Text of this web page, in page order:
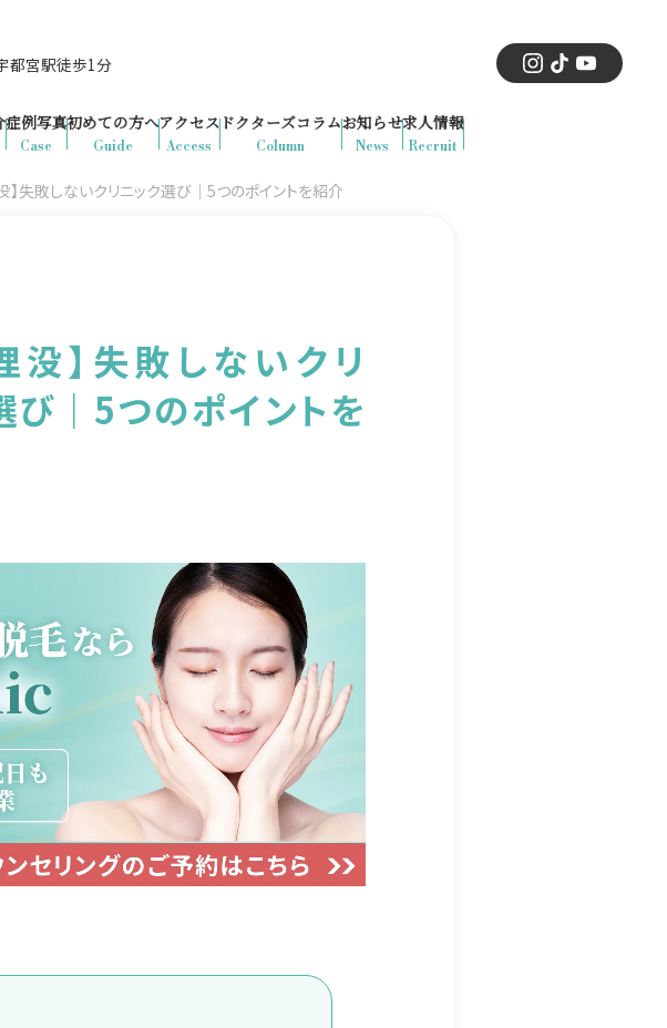
都宮駅徒歩1分
Case
症例写真
Guide
初めての方へ
Access
アクセス
Column
ドクターズコラム
News
お知らせ
Recruit
求人情報
】失敗しないクリニック選び｜5つのポイントを紹介
没】失敗しないクリ
び｜5つのポイントを